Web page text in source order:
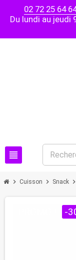
02 72 25 64
Du lundi au jeudi
view_headline
chevron_right Cuisson chevron_right Snack chevron_right
-